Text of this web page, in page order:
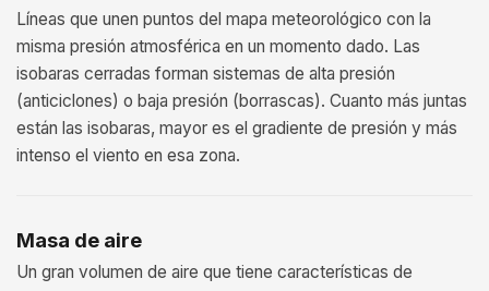
Líneas que unen puntos del mapa meteorológico con la
misma presión atmosférica en un momento dado. Las
isobaras cerradas forman sistemas de alta presión
(anticiclones) o baja presión (borrascas). Cuanto más juntas
están las isobaras, mayor es el gradiente de presión y más
intenso el viento en esa zona.
Masa de aire
Un gran volumen de aire que tiene características de